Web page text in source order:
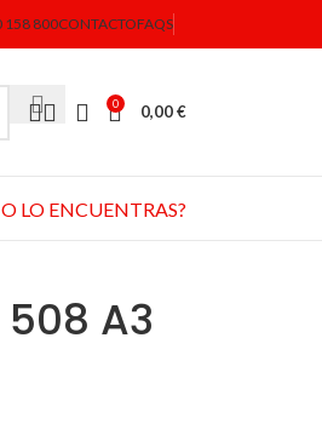
158 800CONTACTOFAQS
0 0,00€
LO ENCUENTRAS?
508 A3